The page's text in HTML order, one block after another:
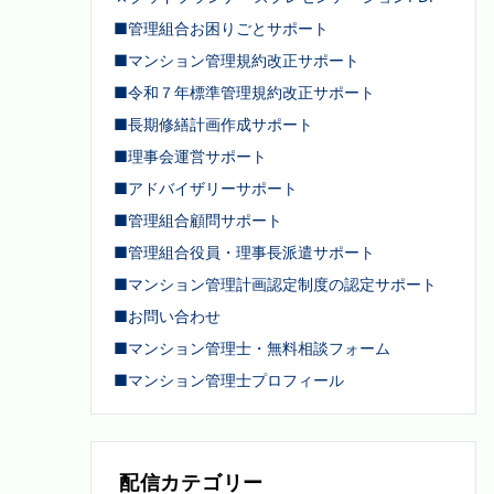
■管理組合お困りごとサポート
■マンション管理規約改正サポート
■令和７年標準管理規約改正サポート
■長期修繕計画作成サポート
■理事会運営サポート
■アドバイザリーサポート
■管理組合顧問サポート
■管理組合役員・理事長派遣サポート
■マンション管理計画認定制度の認定サポート
■お問い合わせ
■マンション管理士・無料相談フォーム
■マンション管理士プロフィール
配信カテゴリー